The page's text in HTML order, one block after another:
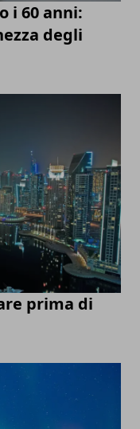
i 60 anni:
degli
prima di